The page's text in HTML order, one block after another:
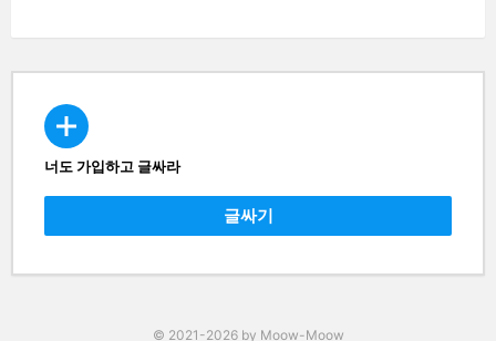
CREATE
너도 가입하고 글싸라
글싸기
© 2021-2026 by Moow-Moow